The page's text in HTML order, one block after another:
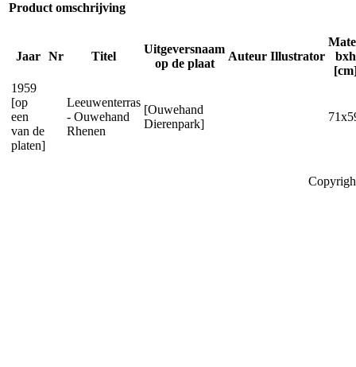
Product omschrijving
Jaar Nr Titel
Uitgeversnaam
op de plaat
Auteur Illustrator
bxh
1959
[op
een
van de
platen]
Leeuwenterras
- Ouwehand
Rhenen
[Ouwehand
Dierenpark]